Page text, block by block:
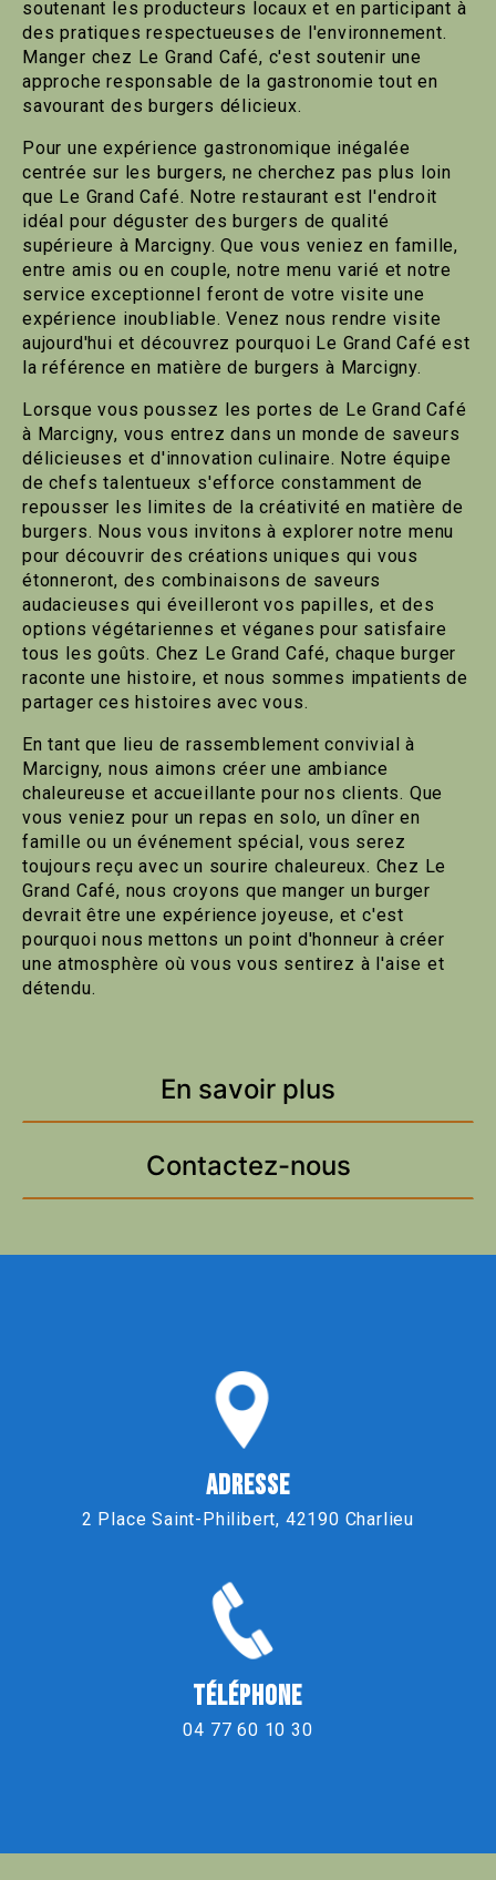
soutenant les producteurs locaux et en participant à
des pratiques respectueuses de l'environnement.
Manger chez Le Grand Café, c'est soutenir une
approche responsable de la gastronomie tout en
savourant des burgers délicieux.
Pour une expérience gastronomique inégalée
centrée sur les burgers, ne cherchez pas plus loin
que Le Grand Café. Notre restaurant est l'endroit
idéal pour déguster des burgers de qualité
supérieure à Marcigny. Que vous veniez en famille,
entre amis ou en couple, notre menu varié et notre
service exceptionnel feront de votre visite une
expérience inoubliable. Venez nous rendre visite
aujourd'hui et découvrez pourquoi Le Grand Café est
la référence en matière de burgers à Marcigny.
Lorsque vous poussez les portes de Le Grand Café
à Marcigny, vous entrez dans un monde de saveurs
délicieuses et d'innovation culinaire. Notre équipe
de chefs talentueux s'efforce constamment de
repousser les limites de la créativité en matière de
burgers. Nous vous invitons à explorer notre menu
pour découvrir des créations uniques qui vous
étonneront, des combinaisons de saveurs
audacieuses qui éveilleront vos papilles, et des
options végétariennes et véganes pour satisfaire
tous les goûts. Chez Le Grand Café, chaque burger
raconte une histoire, et nous sommes impatients de
partager ces histoires avec vous.
En tant que lieu de rassemblement convivial à
Marcigny, nous aimons créer une ambiance
chaleureuse et accueillante pour nos clients. Que
vous veniez pour un repas en solo, un dîner en
famille ou un événement spécial, vous serez
toujours reçu avec un sourire chaleureux. Chez Le
Grand Café, nous croyons que manger un burger
devrait être une expérience joyeuse, et c'est
pourquoi nous mettons un point d'honneur à créer
une atmosphère où vous vous sentirez à l'aise et
détendu.
En savoir plus
Contactez-nous
ADRESSE
2 Place Saint-Philibert, 42190 Charlieu
TÉLÉPHONE
04 77 60 10 30